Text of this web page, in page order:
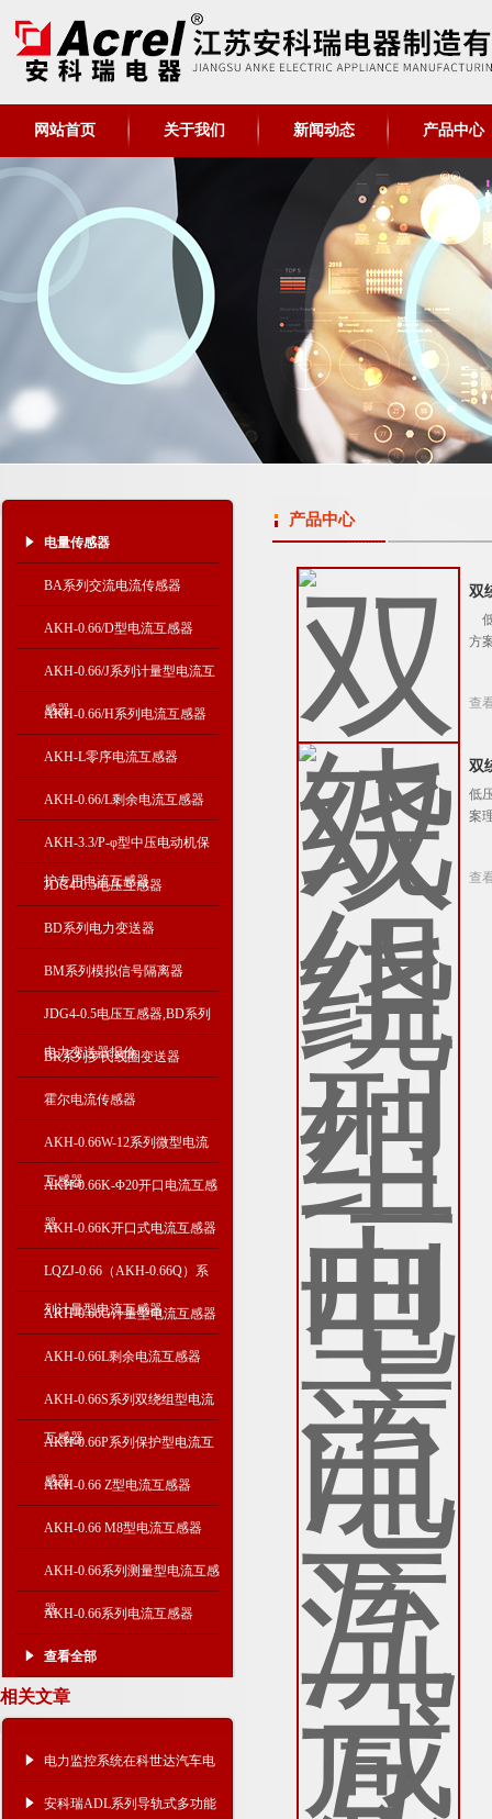
网站首页 关于我们 新闻动态 产品中心
电量传感器
BA系列交流电流传感器
AKH-0.66/D型电流互感器
AKH-0.66/J系列计量型电流互
感器
AKH-0.66/H系列电流互感器
AKH-L零序电流互感器
AKH-0.66/L剩余电流互感器
AKH-3.3/P-φ型中压电动机保
护专用电流互感器
JDG4-0.5电压互感器
BD系列电力变送器
BM系列模拟信号隔离器
JDG4-0.5电压互感器,BD系列
电力变送器报价
BR系列罗氏线圈变送器
霍尔电流传感器
AKH-0.66W-12系列微型电流
互感器
AKH-0.66K-Φ20开口电流互感
器
AKH-0.66K开口式电流互感器
LQZJ-0.66（AKH-0.66Q）系
列计量型电流互感器
AKH-0.66G计量型电流互感器
AKH-0.66L剩余电流互感器
AKH-0.66S系列双绕组型电流
互感器
AKH-0.66P系列保护型电流互
感器
AKH-0.66 Z型电流互感器
AKH-0.66 M8型电流互感器
AKH-0.66系列测量型电流互感
器
AKH-0.66系列电流互感器
查看全部
相关文章
电力监控系统在科世达汽车电
器有限公司10KV新建工程中
安科瑞ADL系列导轨式多功能
产品中心
双
方
查
双
低
案
查